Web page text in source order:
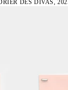
DES DIVAS,